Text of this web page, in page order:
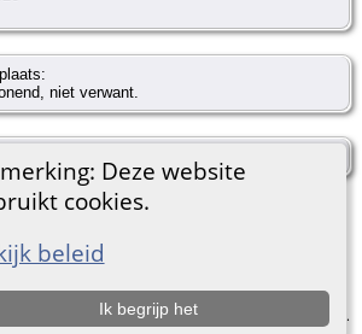
Deze website
cookies.
beleid
Ik begrijp het
niet verwant.
Ga naar standaard site
door The Next Generation of Genealogy Sitebuilding
v.